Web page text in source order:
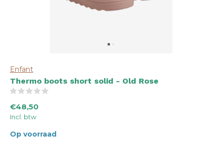
Enfant
Thermo boots short solid - Old Rose
€48,50
Incl. btw
Op voorraad